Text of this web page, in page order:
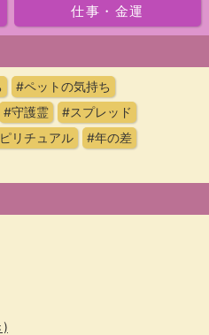
仕事・金運
#ペットの気持ち
#守護霊
#スプレッド
リチュアル
#年の差
)